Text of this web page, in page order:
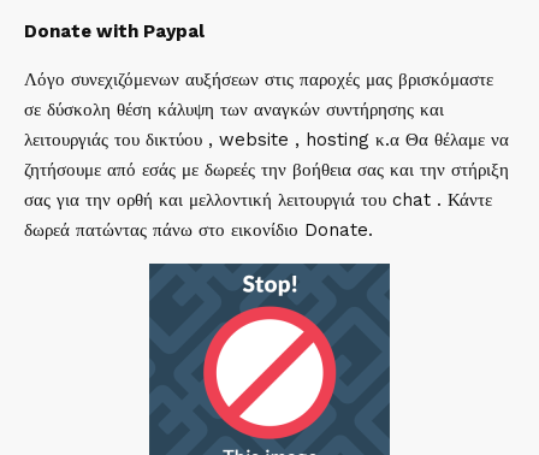
Donate with Paypal
Λόγο συνεχιζόμενων αυξήσεων στις παροχές μας βρισκόμαστε
σε δύσκολη θέση κάλυψη των αναγκών συντήρησης και
λειτουργιάς του δικτύου , website , hosting κ.α Θα θέλαμε να
ζητήσουμε από εσάς με δωρεές την βοήθεια σας και την στήριξη
σας για την ορθή και μελλοντική λειτουργιά του chat . Κάντε
δωρεά πατώντας πάνω στο εικονίδιο Donate.